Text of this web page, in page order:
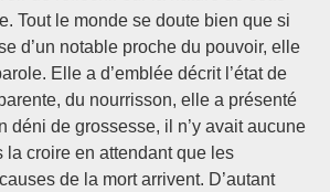
Tout le monde se doute bien que si
d’un notable proche du pouvoir, elle
Elle a d’emblée décrit l’état de
du nourrisson, elle a présenté
déni de grossesse, il n’y avait aucune
la croire en attendant que les
de la mort arrivent. D’autant